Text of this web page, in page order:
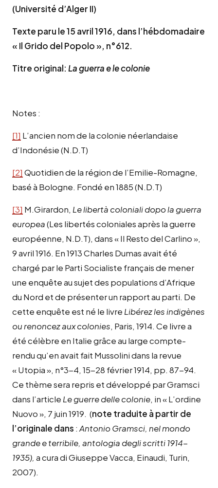
(Université d’Alger II)
Texte paru le 15 avril 1916, dans l’hébdomadaire
« Il Grido del Popolo », n°612.
Titre original: La guerra e le colonie
Notes :
[1] L’ancien nom de la colonie néerlandaise
d’Indonésie (N.D.T)
[2] Quotidien de la région de l’Emilie-Romagne,
basé à Bologne. Fondé en 1885 (N.D.T)
[3] M.Girardon, Le libertà coloniali dopo la guerra
europea(Les libertés coloniales après la guerre
européenne, N.D.T), dans « Il Resto del Carlino »,
9 avril 1916. En 1913 Charles Dumas avait été
chargé par le Parti Socialiste français de mener
une enquête au sujet des populations d’Afrique
du Nord et de présenter un rapport au parti. De
cette enquête est né le livre Libérez les indigènes
ou renoncez aux colonies, Paris, 1914. Ce livre a
été célèbre en Italie grâce au large compte-
rendu qu’en avait fait Mussolini dans la revue
« Utopia », n°3-4, 15-28 février 1914, pp. 87-94.
Ce thème sera repris et développé par Gramsci
dans l’article Le guerre delle colonie, in « L’ordine
Nuovo », 7 juin 1919. (note traduite à partir de
l’originale dans : Antonio Gramsci, nel mondo
grande e terribile, antologia degli scritti 1914-
1935), a cura di Giuseppe Vacca, Einaudi, Turin,
2007).